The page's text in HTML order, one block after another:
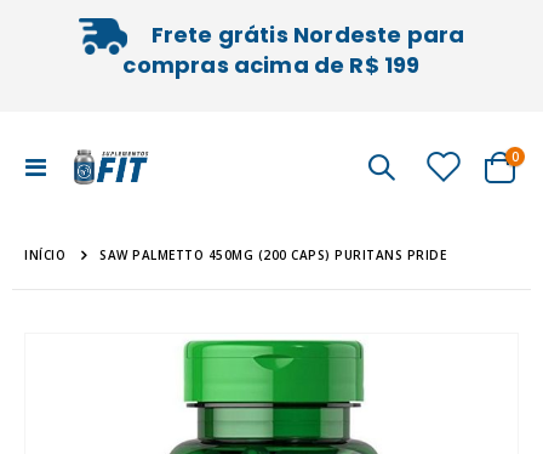
Frete grátis Nordeste para
compras acima de R$ 199
Alternar
Cart
0
INÍCIO SAW PALMETTO 450MG (200 CAPS) PURITANS PRIDE